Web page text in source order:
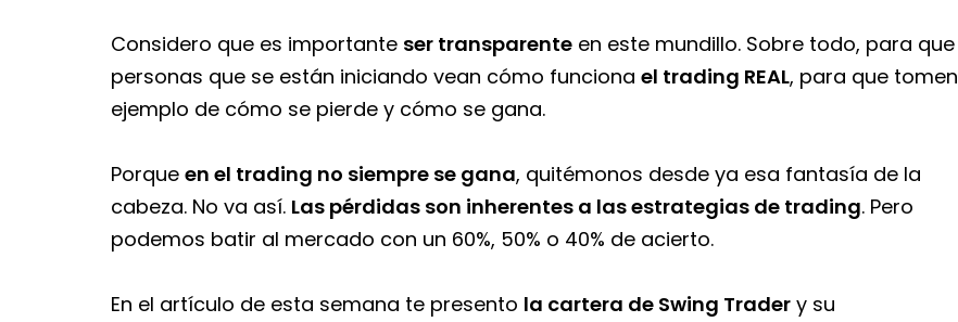
Considero que es importante ser transparente en este mundillo. Sobre todo, para que
personas que se están iniciando vean cómo funciona el trading REAL, para que tomen
ejemplo de cómo se pierde y cómo se gana.
Porque en el trading no siempre se gana, quitémonos desde ya esa fantasía de la
cabeza. No va así. Las pérdidas son inherentes a las estrategias de trading. Pero
podemos batir al mercado con un 60%, 50% o 40% de acierto.
En el artículo de esta semana te presento la cartera de Swing Trader y su